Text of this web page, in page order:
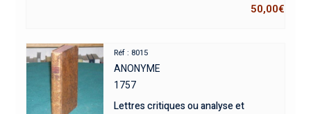
50,00€
Réf : 8015
ANONYME
1757
Lettres critiques ou analyse et